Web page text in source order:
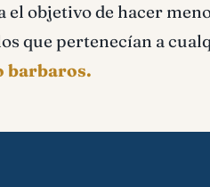
objetivo de hacer
que pertenecían a
barbaros.